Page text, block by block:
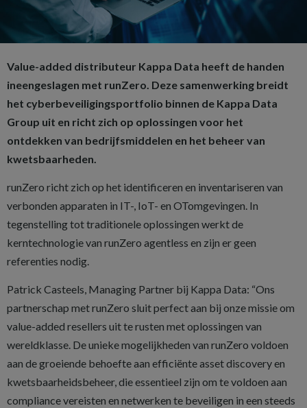
Value-added distributeur Kappa Data heeft de handen
ineengeslagen met runZero. Deze samenwerking breidt
het cyberbeveiligingsportfolio binnen de Kappa Data
Group uit en richt zich op oplossingen voor het
ontdekken van bedrijfsmiddelen en het beheer van
kwetsbaarheden.
runZero richt zich op het identificeren en inventariseren van
verbonden apparaten in IT-, IoT- en OTomgevingen. In
tegenstelling tot traditionele oplossingen werkt de
kerntechnologie van runZero agentless en zijn er geen
referenties nodig.
Patrick Casteels, Managing Partner bij Kappa Data: “Ons
partnerschap met runZero sluit perfect aan bij onze missie om
value-added resellers uit te rusten met oplossingen van
wereldklasse. De unieke mogelijkheden van runZero voldoen
aan de groeiende behoefte aan efficiënte asset discovery en
kwetsbaarheidsbeheer, die essentieel zijn om te voldoen aan
compliance vereisten en netwerken te beveiligen in een steeds